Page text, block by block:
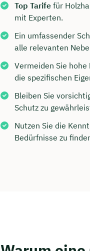
Top Tarife für
mit Experten.
Ein umfassender
alle relevanten
Vermeiden Sie hohe
die spezifischen
Bleiben Sie
Schutz zu
Nutzen Sie die
Bedürfnisse zu
Jetzt
Ubben
Wir beraten dich
Dauer: ca. 30
Kostenfrei &